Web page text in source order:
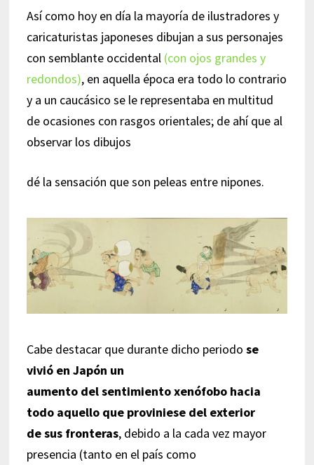
Así como hoy en día la mayoría de ilustradores y
caricaturistas japoneses dibujan a sus personajes
con semblante occidental (con ojos grandes y
redondos), en aquella época era todo lo contrario
y a un caucásico se le representaba en multitud
de ocasiones con rasgos orientales; de ahí que al
observar los dibujos
dé la sensación que son peleas entre nipones.
Cabe destacar que durante dicho periodo se
vivió en Japón un
aumento del sentimiento xenófobo hacia
todo aquello que proviniese del exterior
de sus fronteras, debido a la cada vez mayor
presencia (tanto en el país como